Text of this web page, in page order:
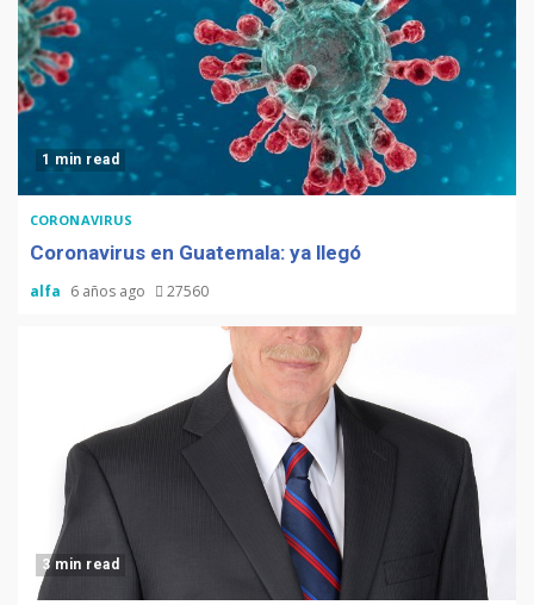
1 min read
CORONAVIRUS
Coronavirus en Guatemala: ya llegó
alfa 6 años ago 27560
3 min read